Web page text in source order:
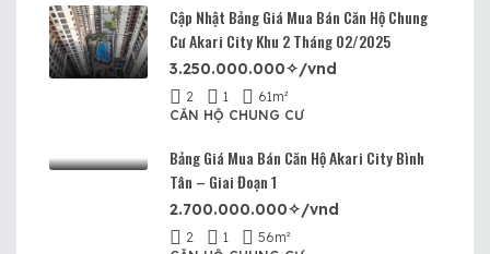
Cập Nhật Bảng Giá Mua Bán Căn Hộ Chung
Cư Akari City Khu 2 Tháng 02/2025
3.250.000.000✧/vnd
2 1 61 m²
CĂN HỘ CHUNG CƯ
Bảng Giá Mua Bán Căn Hộ Akari City Bình
Tân – Giai Đoạn 1
2.700.000.000✧/vnd
2 1 56m²